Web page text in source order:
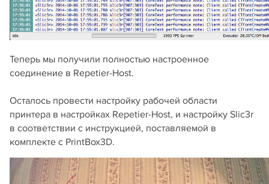
Теперь мы получили полностью настроенное
соединение в Repetier-Host.
Осталось провести настройку рабочей области
принтера в настройках Repetier-Host, и настройку Slic3r
в соответствии с инструкцией, поставляемой в
комплекте с PrintBox3D.